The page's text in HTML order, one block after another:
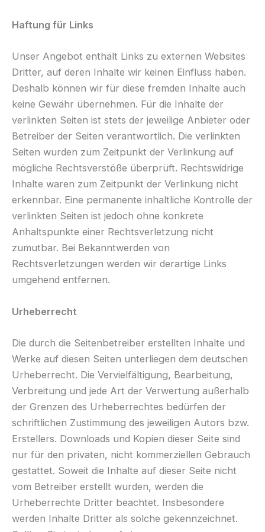
Haftung für Links
Unser Angebot enthält Links zu externen Websites
Dritter, auf deren Inhalte wir keinen Einfluss haben.
Deshalb können wir für diese fremden Inhalte auch
keine Gewähr übernehmen. Für die Inhalte der
verlinkten Seiten ist stets der jeweilige Anbieter oder
Betreiber der Seiten verantwortlich. Die verlinkten
Seiten wurden zum Zeitpunkt der Verlinkung auf
mögliche Rechtsverstöße überprüft. Rechtswidrige
Inhalte waren zum Zeitpunkt der Verlinkung nicht
erkennbar. Eine permanente inhaltliche Kontrolle der
verlinkten Seiten ist jedoch ohne konkrete
Anhaltspunkte einer Rechtsverletzung nicht
zumutbar. Bei Bekanntwerden von
Rechtsverletzungen werden wir derartige Links
umgehend entfernen.
Urheberrecht
Die durch die Seitenbetreiber erstellten Inhalte und
Werke auf diesen Seiten unterliegen dem deutschen
Urheberrecht. Die Vervielfältigung, Bearbeitung,
Verbreitung und jede Art der Verwertung außerhalb
der Grenzen des Urheberrechtes bedürfen der
schriftlichen Zustimmung des jeweiligen Autors bzw.
Erstellers. Downloads und Kopien dieser Seite sind
nur für den privaten, nicht kommerziellen Gebrauch
gestattet. Soweit die Inhalte auf dieser Seite nicht
vom Betreiber erstellt wurden, werden die
Urheberrechte Dritter beachtet. Insbesondere
werden Inhalte Dritter als solche gekennzeichnet.